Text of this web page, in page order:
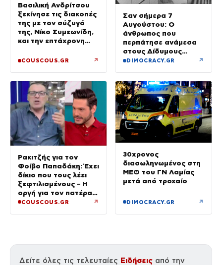
Βασιλική Ανδρίτσου
ξεκίνησε τις διακοπές
της με τον σύζυγό
της, Νίκο Συμεωνίδη,
και την επτάχρονη
COUSCOUS.GR ↗
Σαν σήμερα 7
Αυγούστου: Ο
άνθρωπος που
περπάτησε ανάμεσα
στους Δίδυμους
Πύργους
DIMOCRACY.GR ↗
Ρακιτζής για τον
Φοίβο Παπαδάκη: Έχει
δίκιο που τους λέει
ξεφτιλισμένους – Η
οργή για τον πατέρα
του
COUSCOUS.GR ↗
30χρονος
διασωληνωμένος στη
ΜΕΘ του ΓΝ Λαμίας
μετά από τροχαίο
DIMOCRACY.GR ↗
Δείτε όλες τις τελευταίες Ειδήσεις από την